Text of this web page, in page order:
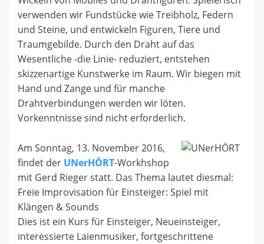
verwenden wir Fundstücke wie Treibholz, Federn
und Steine, und entwickeln Figuren, Tiere und
Traumgebilde. Durch den Draht auf das
Wesentliche -die Linie- reduziert, entstehen
skizzenartige Kunstwerke im Raum. Wir biegen mit
Hand und Zange und für manche
Drahtverbindungen werden wir löten.
Vorkenntnisse sind nicht erforderlich.
Am Sonntag, 13. November 2016,
findet der UNerHÖRT-Workhshop
mit Gerd Rieger statt. Das Thema lautet diesmal:
Freie Improvisation für Einsteiger: Spiel mit
Klängen & Sounds
Dies ist ein Kurs für Einsteiger, Neueinsteiger,
interessierte Laienmusiker, fortgeschrittene